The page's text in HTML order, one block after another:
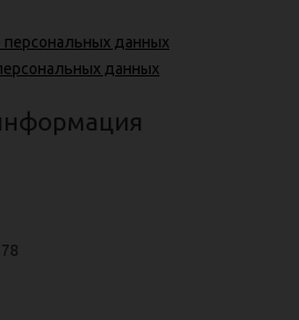
данных
данных